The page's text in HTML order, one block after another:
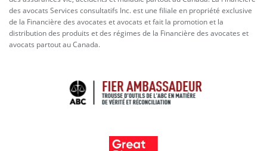
des avocats Services consultatifs Inc. est une filiale en propriété exclusive
de la Financière des avocates et avocats et fait la promotion et la
distribution des produits et des régimes de la Financière des avocates et
avocats partout au Canada.